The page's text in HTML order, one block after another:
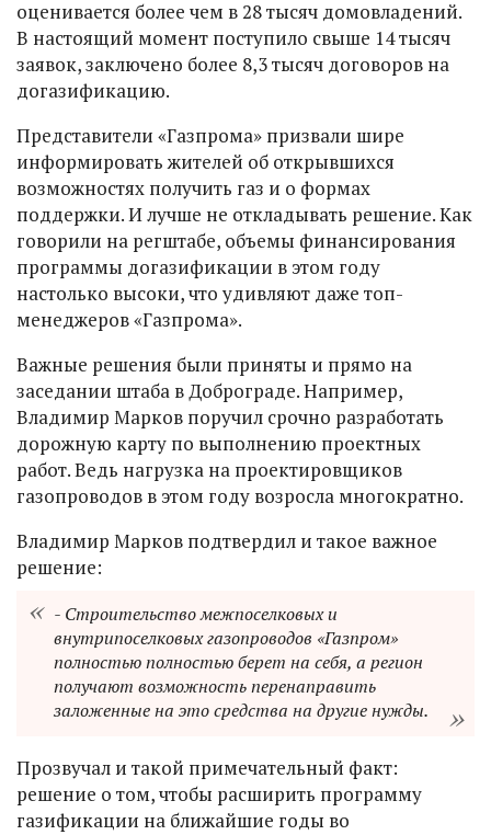
оценивается более чем в 28 тысяч домовладений.
В настоящий момент поступило свыше 14 тысяч
заявок, заключено более 8,3 тысяч договоров на
догазификацию.
Представители «Газпрома» призвали шире
информировать жителей об открывшихся
возможностях получить газ и о формах
поддержки. И лучше не откладывать решение. Как
говорили на регштабе, объемы финансирования
программы догазификации в этом году
настолько высоки, что удивляют даже топ-
менеджеров «Газпрома».
Важные решения были приняты и прямо на
заседании штаба в Доброграде. Например,
Владимир Марков поручил срочно разработать
дорожную карту по выполнению проектных
работ. Ведь нагрузка на проектировщиков
газопроводов в этом году возросла многократно.
Владимир Марков подтвердил и такое важное
решение:
- Строительство межпоселковых и
внутрипоселковых газопроводов «Газпром»
полностью полностью берет на себя, а регион
получают возможность перенаправить
заложенные на это средства на другие нужды.
Прозвучал и такой примечательный факт:
решение о том, чтобы расширить программу
газификации на ближайшие годы во